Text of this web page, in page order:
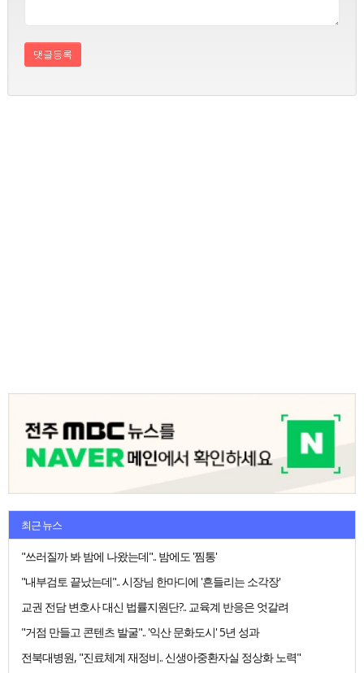
최근 뉴스
"쓰러질까 봐 밤에 나왔는데".. 밤에도 '찜통'
"내부검토 끝났는데".. 시장님 한마디에 '흔들리는 소각장'
교권 전담 변호사 대신 법률지원단?.. 교육계 반응은 엇갈려
"거점 만들고 콘텐츠 발굴".. '익산 문화도시' 5년 성과
전북대병원, "진료체계 재정비.. 신생아중환자실 정상화 노력"